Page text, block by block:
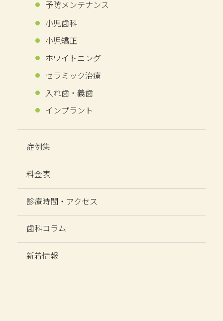
予防メンテナンス
小児歯科
小児矯正
ホワイトニング
セラミック治療
入れ歯・義歯
インプラント
症例集
料金表
診療時間・アクセス
歯科コラム
新着情報